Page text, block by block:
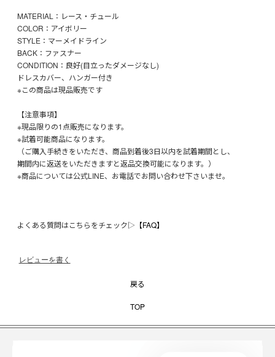
MATERIAL：レース・チュール
COLOR：アイボリー
STYLE：マーメイドライン
BACK：ファスナー
CONDITION：良好(目立ったダメージなし)
ドレスカバー、ハンガー付き
※この商品は現品販売です
【注意事項】
※現品限りの1点販売になります。
※試着可能商品になります。
（ご購入手続きをいただき、商品到着後3日以内を試着期間とし、
期間内に返送をいただきますと返品交換可能になります。）
※商品については公式LINE、お電話でお問い合わせ下さいませ。
よくある質問はこちらをチェック▷ 【FAQ】
レビューを書く
戻る
TOP